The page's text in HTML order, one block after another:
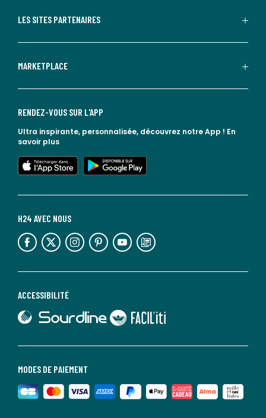
LES SITES PARTENAIRES
MARKETPLACE
MODES DE PAIEMENT
ACCESSIBILITÉ
lien vers Sourdline
lien vers Faciliti
H24 AVEC NOUS
lien vers l'espace réseaux sociaux lien vers l'espace réseaux sociaux lien vers l'espace réseaux sociaux lien vers l'espace réseaux sociaux lien vers l'espace réseaux sociaux lien vers le blog la redoute
RENDEZ-VOUS SUR L'APP
Ultra inspirante, personnalisée, découvrez notre App ! En
savoir plus
lien vers l'app store
lien vers google play